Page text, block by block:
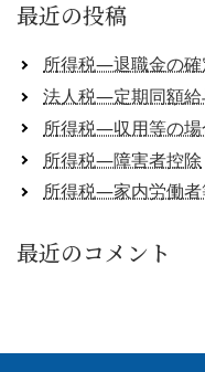
最近の投稿
所得税―退職金の
法人税―定期同額給
所得税―収用等の場
所得税―障害者控除
所得税―家内労働
最近のコメント